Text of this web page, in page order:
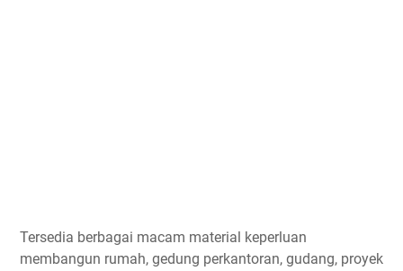
Tersedia berbagai macam material keperluan
membangun rumah, gedung perkantoran, gudang, proyek